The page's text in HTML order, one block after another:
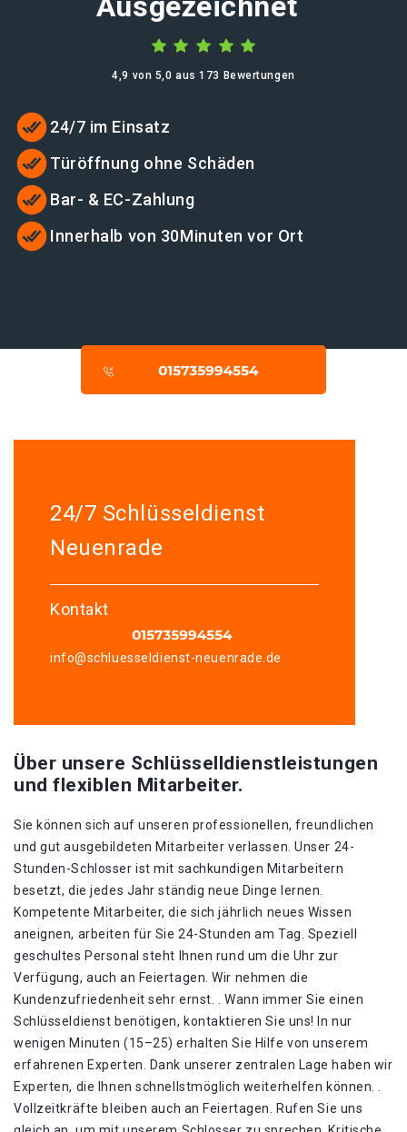
4,9 von 5,0 aus 173 Bewertungen
24/7 im Einsatz
Türöffnung ohne Schäden
Bar- & EC-Zahlung
Innerhalb von 30Minuten vor Ort
24/7 Schlüsseldienst
Neuenrade
Kontakt
info@schluesseldienst-neuenrade.de
Über unsere Schlüsselldienstleistungen
und flexiblen Mitarbeiter.
Sie können sich auf unseren professionellen, freundlichen
und gut ausgebildeten Mitarbeiter verlassen. Unser 24-
Stunden-Schlosser ist mit sachkundigen Mitarbeitern
besetzt, die jedes Jahr ständig neue Dinge lernen.
Kompetente Mitarbeiter, die sich jährlich neues Wissen
aneignen, arbeiten für Sie 24-Stunden am Tag. Speziell
geschultes Personal steht Ihnen rund um die Uhr zur
Verfügung, auch an Feiertagen. Wir nehmen die
Kundenzufriedenheit sehr ernst. . Wann immer Sie einen
Schlüsseldienst benötigen, kontaktieren Sie uns! In nur
wenigen Minuten (15–25) erhalten Sie Hilfe von unserem
erfahrenen Experten. Dank unserer zentralen Lage haben wir
Experten, die Ihnen schnellstmöglich weiterhelfen können. .
Vollzeitkräfte bleiben auch an Feiertagen. Rufen Sie uns